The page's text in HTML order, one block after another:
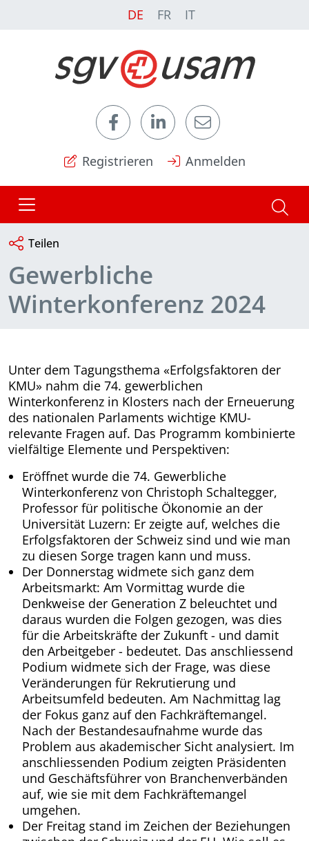
DE FR IT
Registrieren Anmelden
Teilen
Gewerbliche
Winterkonferenz 2024
Unter dem Tagungsthema «Erfolgsfaktoren der
KMU» nahm die 74. gewerblichen
Winterkonferenz in Klosters nach der Erneuerung
des nationalen Parlaments wichtige KMU-
relevante Fragen auf. Das Programm kombinierte
vielfältige Elemente und Perspektiven:
Eröffnet wurde die 74. Gewerbliche
Winterkonferenz von Christoph Schaltegger,
Professor für politische Ökonomie an der
Universität Luzern: Er zeigte auf, welches die
Erfolgsfaktoren der Schweiz sind und wie man
zu diesen Sorge tragen kann und muss.
Der Donnerstag widmete sich ganz dem
Arbeitsmarkt: Am Vormittag wurde die
Denkweise der Generation Z beleuchtet und
daraus wurden die Folgen gezogen, was dies
für die Arbeitskräfte der Zukunft - und damit
den Arbeitgeber - bedeutet. Das anschliessend
Podium widmete sich der Frage, was diese
Veränderungen für Rekrutierung und
Arbeitsumfeld bedeuten. Am Nachmittag lag
der Fokus ganz auf den Fachkräftemangel.
Nach der Bestandesaufnahme wurde das
Problem aus akademischer Sicht analysiert. Im
anschliessenden Podium zeigten Präsidenten
und Geschäftsführer von Branchenverbänden
auf, wie sie mit dem Fachkräftemangel
umgehen.
Der Freitag stand im Zeichen der Beziehungen